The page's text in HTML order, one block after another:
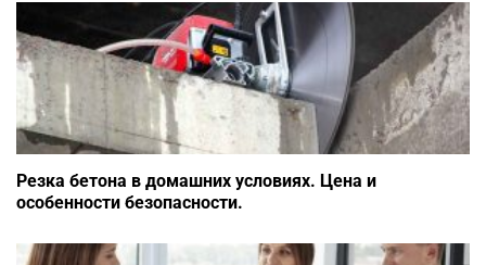
Резка бетона в домашних условиях. Цена и
особенности безопасности.